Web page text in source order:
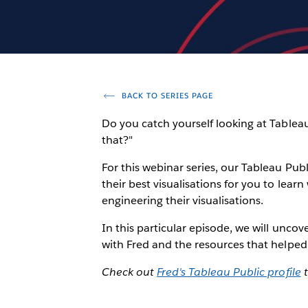
BACK TO SERIES PAGE
Do you catch yourself looking at
that?"
For this webinar series, our Tableau
their best visualisations for you to
engineering their visualisations.
In this particular episode, we will
with Fred and the resources that
Check outFred's Tableau Public profile